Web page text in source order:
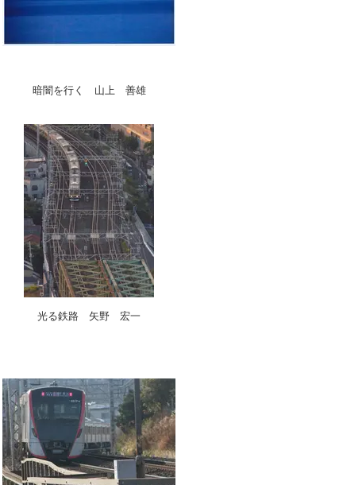
暗闇を行く 山上 善雄
光る鉄路 矢野 宏一